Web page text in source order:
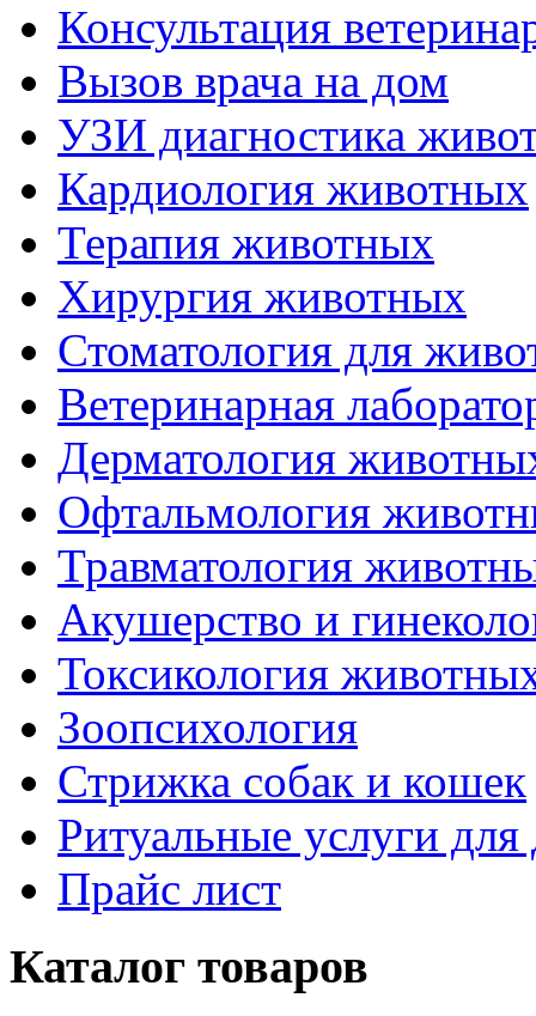
Консультация
Вызов врача на дом
УЗИ диагностика
Кардиология животных
Терапия животных
Хирургия животных
Стоматология для
Ветеринарная
Дерматология
Офтальмология
Травматология
Акушерство и
Токсикология
Зоопсихология
Стрижка собак и кошек
Ритуальные услуги
Прайс лист
Каталог товаров